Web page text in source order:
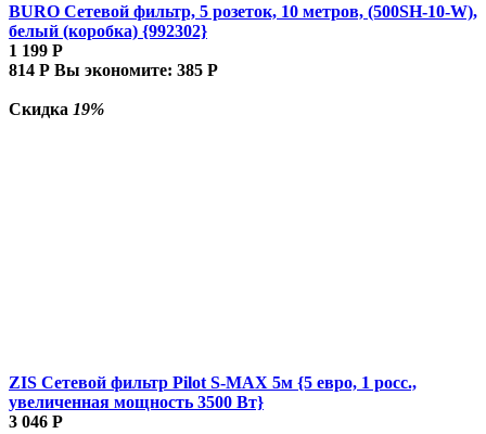
BURO Сетевой фильтр, 5 розеток, 10 метров, (500SH-10-W),
белый (коробка) {992302}
1 199 Р
814 Р Вы экономите: 385 Р
Скидка 19%
ZIS Сетевой фильтр Pilot S-MAX 5м {5 евро, 1 росс.,
увеличенная мощность 3500 Вт}
3 046 Р